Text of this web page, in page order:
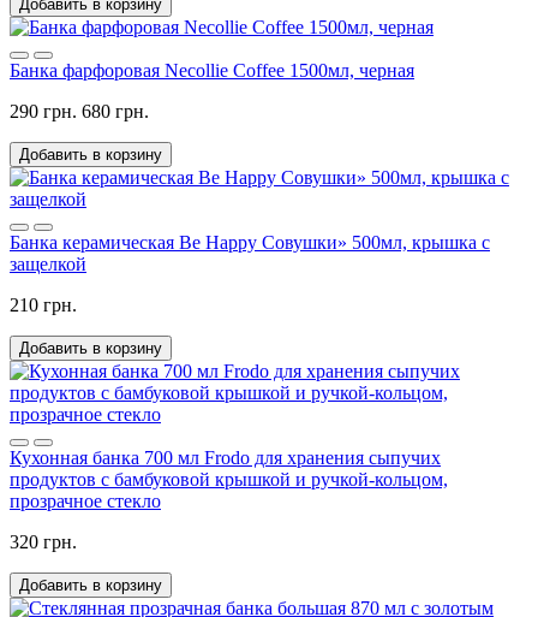
Добавить в корзину
Банка фарфоровая Necollie Coffee 1500мл, черная
290 грн. 680 грн.
Добавить в корзину
Банка керамическая Be Happy Совушки» 500мл, крышка с
защелкой
210 грн.
Добавить в корзину
Кухонная банка 700 мл Frodo для хранения сыпучих
продуктов с бамбуковой крышкой и ручкой-кольцом,
прозрачное стекло
320 грн.
Добавить в корзину